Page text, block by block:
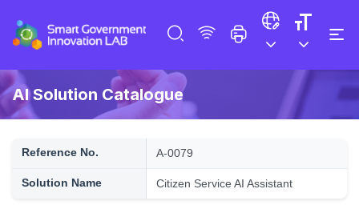
AI Solution Catalogue
Reference No. A-0079
Solution Name Citizen Service AI Assistant